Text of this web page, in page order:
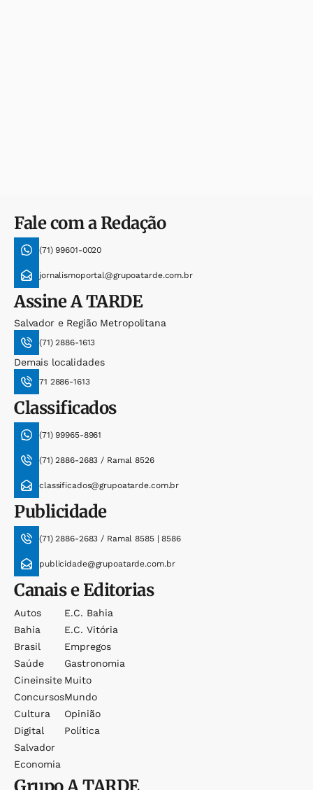
Fale com a Redação
(71) 99601-0020
jornalismoportal@grupoatarde.com.br
AssineA TARDE
Salvador e Região Metropolitana
(71) 2886-1613
Demais localidades
71 2886-1613
Classificados
(71) 99965-8961
(71) 2886-2683 / Ramal 8526
classificados@grupoatarde.com.br
Publicidade
(71) 2886-2683 / Ramal 8585 | 8586
publicidade@grupoatarde.com.br
Canais e Editorias
Autos
Bahia
Brasil
Saúde
Cineinsite
Concursos
Cultura
Digital
Salvador
Economia
E.c. Bahia
E.c. Vitória
Empregos
Gastronomia
Muito
Mundo
Opinião
Política